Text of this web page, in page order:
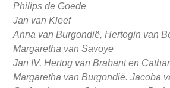
Philips de Goede
Jan van Kleef
Anna van Burgondië, Hertogin van
Margaretha van Savoye
Jan IV, Hertog van Brabant en
Margaretha van Burgondië. Jacoba